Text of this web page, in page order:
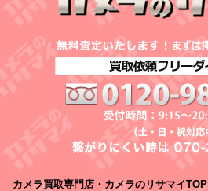
カメラ買取専門店・カメラのリサマイTOP